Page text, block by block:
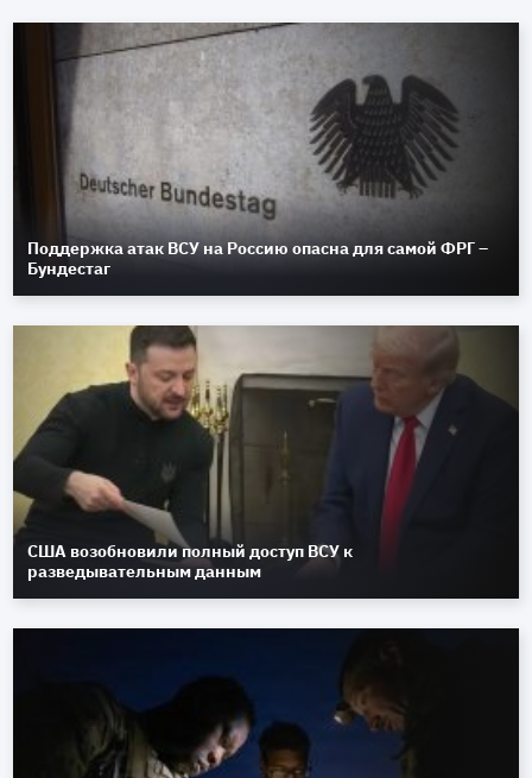
Поддержка атак ВСУ на Россию опасна для самой ФРГ –
Бундестаг
США возобновили полный доступ ВСУ к
разведывательным данным